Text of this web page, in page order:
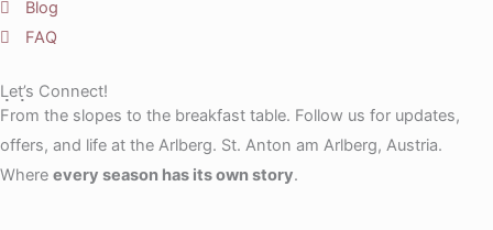
Blog
FAQ
Let’s Connect!
From the slopes to the breakfast table. Follow us for updates,
offers, and life at the Arlberg. St. Anton am Arlberg, Austria.
Where every season has its own story.